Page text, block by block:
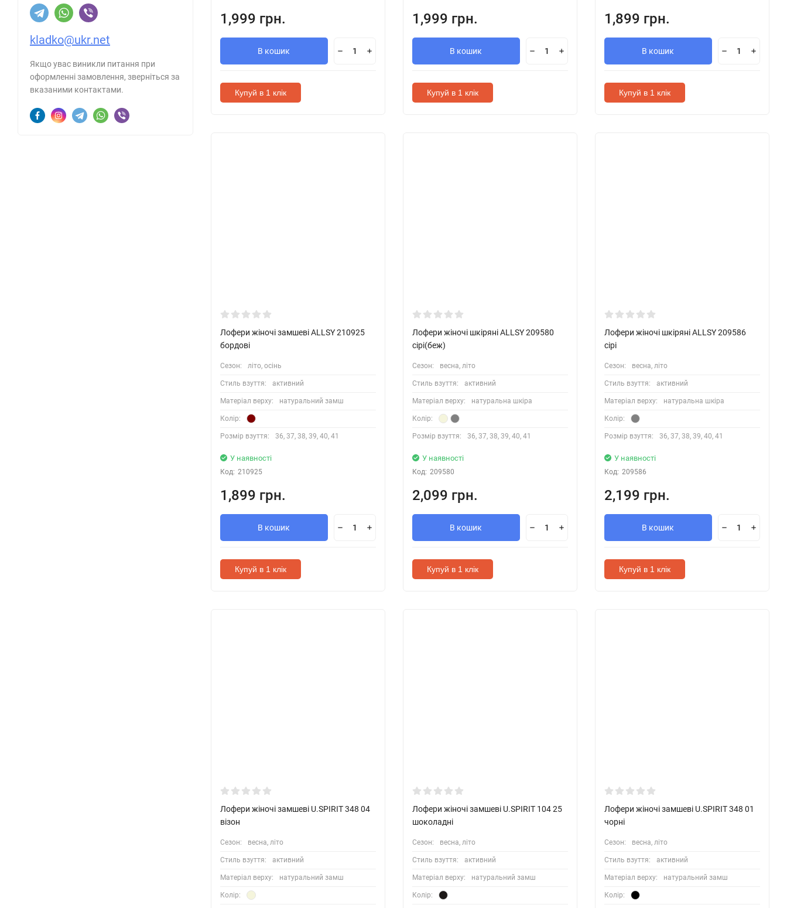
kladko@ukr.net
Якщо увас виникли питання при
оформленні замовлення, зверніться за
вказаними контактами.
1,999 грн.
В кошик
Купуй в 1 клік
1,999 грн.
В кошик
Купуй в 1 клік
1,899 грн.
В кошик
Купуй в 1 клік
Лофери жіночі замшеві ALLSY 210925
бордові
Сезон: літо, осінь
Стиль взуття: активний
Матеріал верху: натуральний замш
Колір:
Розмір взуття: 36, 37, 38, 39, 40, 41
У наявності
Код: 210925
1,899 грн.
В кошик
Купуй в 1 клік
Лофери жіночі шкіряні ALLSY 209580
сірі(беж)
Сезон: весна, літо
Стиль взуття: активний
Матеріал верху: натуральна шкіра
Колір:
Розмір взуття: 36, 37, 38, 39, 40, 41
У наявності
Код: 209580
2,099 грн.
В кошик
Купуй в 1 клік
Лофери жіночі шкіряні ALLSY 209586
сірі
Сезон: весна, літо
Стиль взуття: активний
Матеріал верху: натуральна шкіра
Колір:
Розмір взуття: 36, 37, 38, 39, 40, 41
У наявності
Код: 209586
2,199 грн.
В кошик
Купуй в 1 клік
Лофери жіночі замшеві U.SPIRIT 348 04
візон
Сезон: весна, літо
Стиль взуття: активний
Матеріал верху: натуральний замш
Колір:
Лофери жіночі замшеві U.SPIRIT 104 25
шоколадні
Сезон: весна, літо
Стиль взуття: активний
Матеріал верху: натуральний замш
Колір:
Лофери жіночі замшеві U.SPIRIT 348 01
чорні
Сезон: весна, літо
Стиль взуття: активний
Матеріал верху: натуральний замш
Колір: